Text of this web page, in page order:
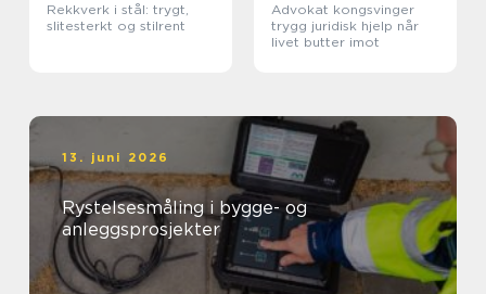
Rekkverk i stål: trygt,
slitesterkt og stilrent
Advokat kongsvinger
trygg juridisk hjelp når
livet butter imot
13. juni 2026
Rystelsesmåling i bygge- og
anleggsprosjekter